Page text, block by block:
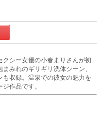
シー女優の小春まりさんが初
みれのギリギリ洗体シーン、
収録。温泉での彼女の魅力を
作品です。